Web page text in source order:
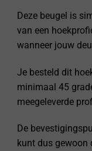
Deze beugel is
van een
wanneer jouw
Je besteld dit
minimaal 45
meegeleverde
De
kunt dus gewoon